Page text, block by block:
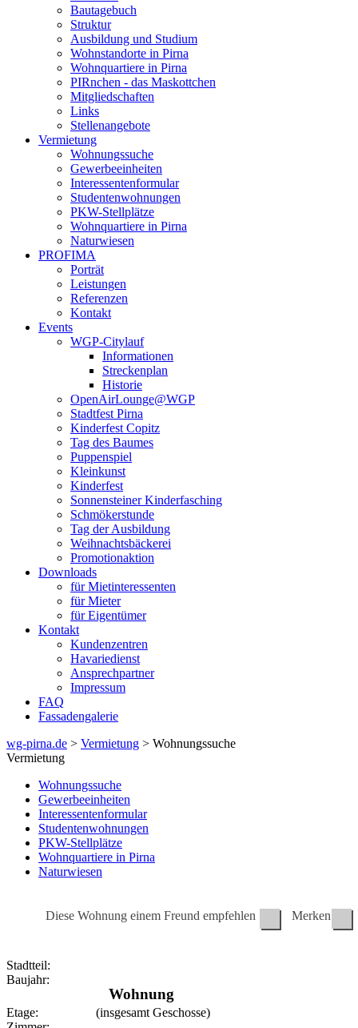
Bautagebuch
Struktur
Ausbildung und Studium
Wohnstandorte in Pirna
Wohnquartiere in Pirna
PIRnchen - das Maskottchen
Mitgliedschaften
Links
Stellenangebote
Vermietung
Wohnungssuche
Gewerbeeinheiten
Interessentenformular
Studentenwohnungen
PKW-Stellplätze
Wohnquartiere in Pirna
Naturwiesen
PROFIMA
Porträt
Leistungen
Referenzen
Kontakt
Events
WGP-Citylauf
Informationen
Streckenplan
Historie
OpenAirLounge@WGP
Stadtfest Pirna
Kinderfest Copitz
Tag des Baumes
Puppenspiel
Kleinkunst
Kinderfest
Sonnensteiner Kinderfasching
Schmökerstunde
Tag der Ausbildung
Weihnachtsbäckerei
Promotionaktion
Downloads
für Mietinteressenten
für Mieter
für Eigentümer
Kontakt
Kundenzentren
Havariedienst
Ansprechpartner
Impressum
FAQ
Fassadengalerie
wg-pirna.de > Vermietung > Wohnungssuche
Vermietung
Wohnungssuche
Gewerbeeinheiten
Interessentenformular
Studentenwohnungen
PKW-Stellplätze
Wohnquartiere in Pirna
Naturwiesen
Diese Wohnung einem Freund empfehlen Merken
Stadtteil:
Baujahr:
Wohnung
Etage:
(insgesamt Geschosse)